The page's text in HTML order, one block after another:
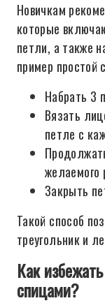
Новичкам
которые
петли, а также
пример простой
Набрать 3
Вязать
петле с
желаемого
Закрыть
Такой способ
треугольник и
Как
спицами?